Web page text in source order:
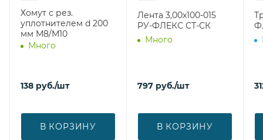
Хомут с рез.
уплотнителем d 200
мм М8/М10
Много
138 руб./шт
В КОРЗИНУ
Лента 3,00х100-015
РУ-ФЛЕКС СТ-СК
Много
797 руб./шт
В КОРЗИНУ